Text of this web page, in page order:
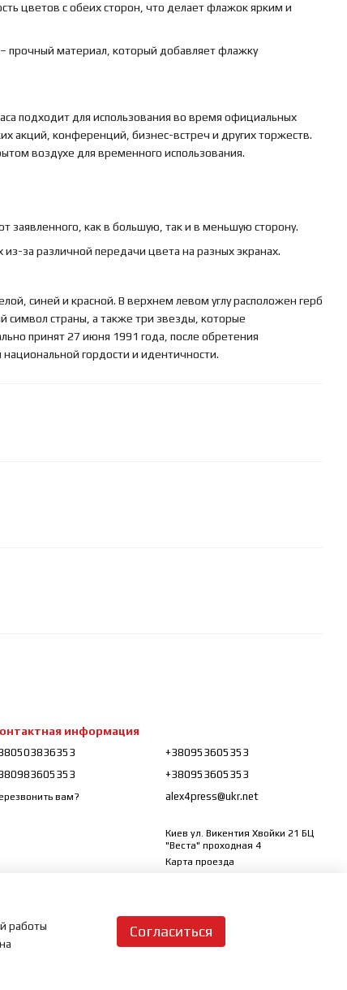
цветов с обеих сторон, что делает флажок ярким и
прочный материал, который добавляет флажку
подходит для использования во время официальных
акций, конференций, бизнес-встреч и других торжеств.
воздухе для временного использования.
заявленного, как в большую, так и в меньшую сторону.
за различной передачи цвета на разных экранах.
синей и красной. В верхнем левом углу расположен герб
символ страны, а также три звезды, которые
принят 27 июня 1991 года, после обретения
гордости и идентичности.
информация
вам?
+380953605353
+380953605353
alex4press@ukr.net
Киев ул. Викентия Хвойки 21 БЦ
"Веста" проходная 4
Карта проезда
работы
Согласиться